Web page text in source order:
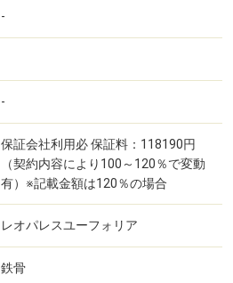
-
-
保証会社利用必 保証料：118190円
（契約内容により100～120％で変動
有）※記載金額は120％の場合
レオパレスユーフォリア
鉄骨